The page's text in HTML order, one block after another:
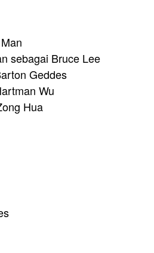
sebagai Bruce Lee
Geddes
Wu
Hua